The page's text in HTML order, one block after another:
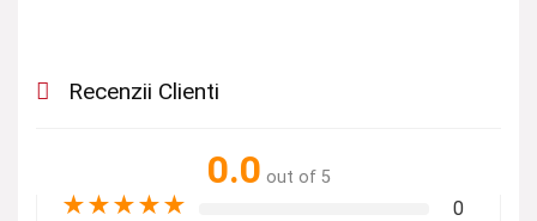
Recenzii Clienti
0.0 out of 5
★★★★★ 0